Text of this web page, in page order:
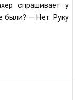
спрашивает у
были? — Нет. Руку